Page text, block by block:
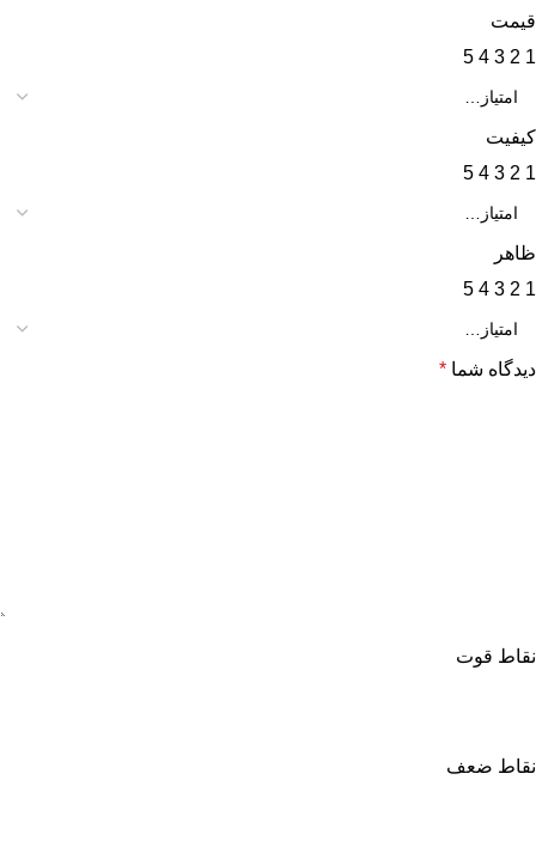
قیمت
1
2
3
4
5
کیفیت
1
2
3
4
5
ظاهر
1
2
3
4
5
دیدگاه شما *
نقاط قوت
نقاط ضعف